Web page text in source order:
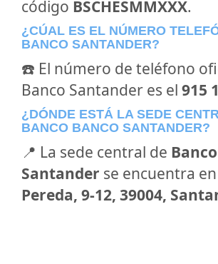
código BSCHESMMXXX.
¿CÚAL ES EL NÚMERO
BANCO SANTANDER?
☎️ El número de teléfono
Banco Santander es el 915
¿DÓNDE ESTÁ LA SEDE
BANCO BANCO SANTANDER?
📍 La sede central de Banco
Santander se encuentra en
Pereda, 9-12, 39004,